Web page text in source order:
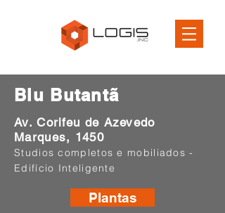
Blu Butantã
Av. Corifeu de Azevedo
Marques, 1450
Studios completos e mobiliados -
Edifício Inteligente
Plantas